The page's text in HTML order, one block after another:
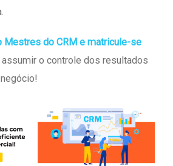
Mestres do CRM e matricule-se
o controle dos resultados